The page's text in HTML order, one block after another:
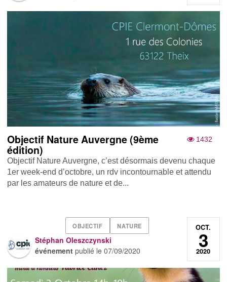
1432
Objectif Nature Auvergne (9ème
édition)
Objectif Nature Auvergne, c’est désormais devenu chaque
1er week-end d’octobre, un rdv incontournable et attendu
par les amateurs de nature et de...
OBJECTIF NATURE
Stéphan Oleszczynski
événement publié le07/09/2020
OCT.
3
2020